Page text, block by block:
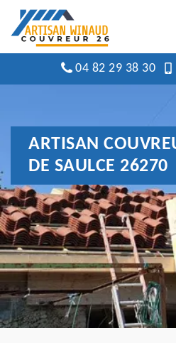
04 82 29 38 30
ARTISAN
DE SAULCE 26270